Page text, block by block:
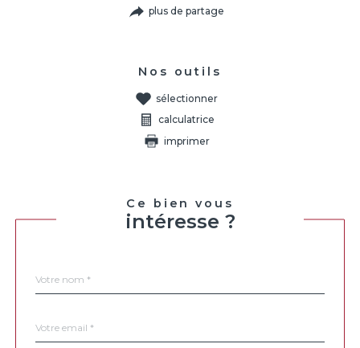
plus de partage
Nos outils
sélectionner
calculatrice
imprimer
Ce bien vous
intéresse ?
par
*
*